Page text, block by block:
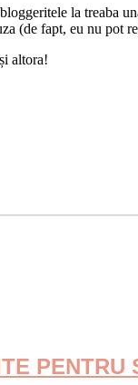
la treaba
(de fapt, eu nu pot
altora!
PENTRU